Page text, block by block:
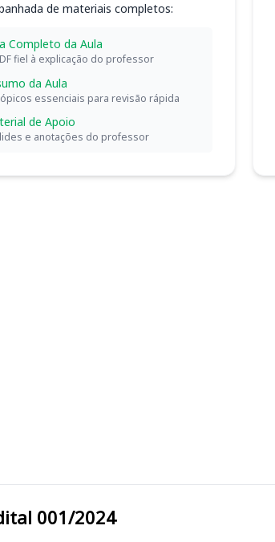
de materiais completos:
Completo da Aula
fiel à explicação do professor
da Aula
essenciais para revisão rápida
de Apoio
e anotações do professor
- Edital 001/2024